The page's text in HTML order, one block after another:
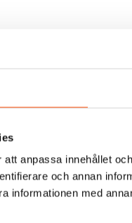
anpassa innehållet
och annan
informationen med